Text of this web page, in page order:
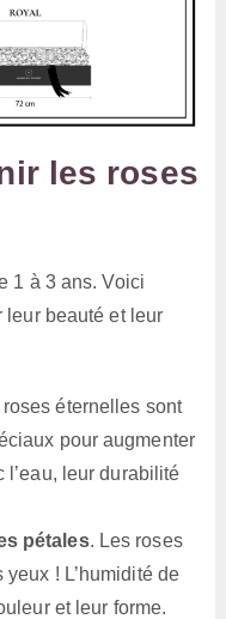
les roses
1 à 3 ans. Voici
beauté et leur
roses éternelles sont
pour augmenter
l’eau, leur durabilité
pétales. Les roses
! L’humidité de
et leur forme.